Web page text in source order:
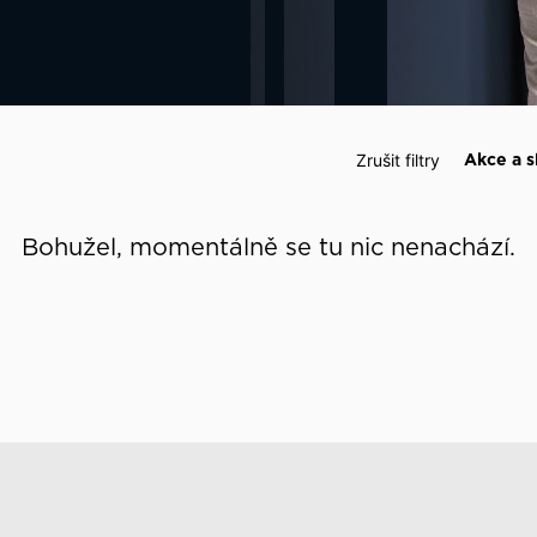
Akce a
Zrušit filtry
Bohužel, momentálně se tu nic nenachází.